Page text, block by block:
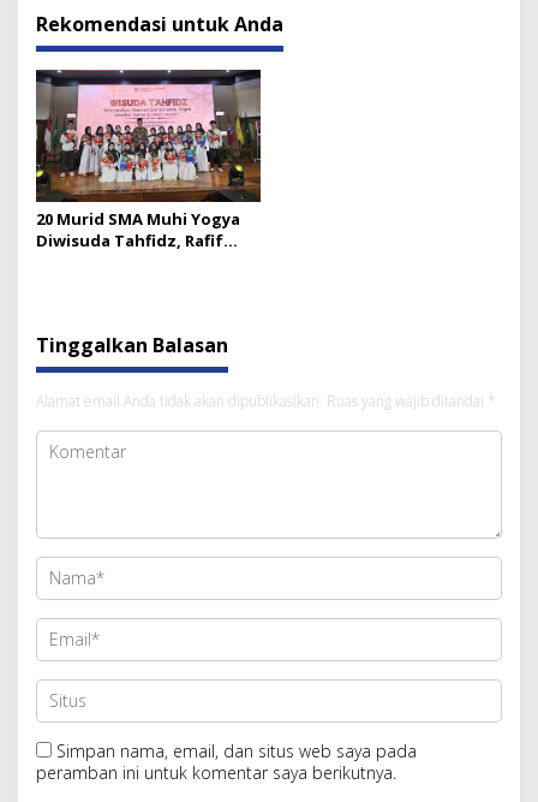
Rekomendasi untuk Anda
20 Murid SMA Muhi Yogya
Diwisuda Tahfidz, Rafif
Tinggalkan Balasan
Alamat email Anda tidak akan dipublikasikan. Ruas yang wajib ditandai *
Simpan nama, email, dan situs web saya pada
peramban ini untuk komentar saya berikutnya.